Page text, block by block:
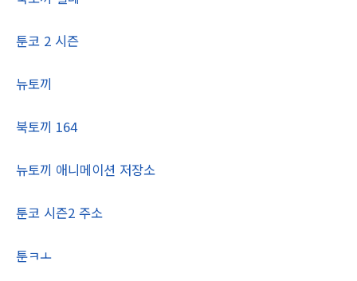
툰코 2 시즌
뉴토끼
북토끼 164
뉴토끼 애니메이션 저장소
툰코 시즌2 주소
툰ㅋㅗ